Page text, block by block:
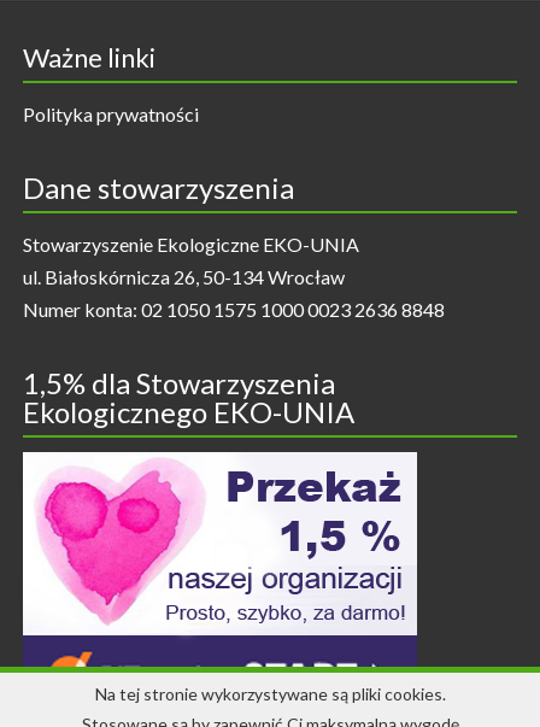
Ważne linki
Polityka prywatności
Dane stowarzyszenia
Stowarzyszenie Ekologiczne EKO-UNIA
ul. Białoskórnicza 26, 50-134 Wrocław
Numer konta: 02 1050 1575 1000 0023 2636 8848
1,5% dla Stowarzyszenia
Ekologicznego EKO-UNIA
Na tej stronie wykorzystywane są pliki cookies.